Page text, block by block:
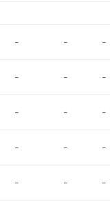
- - -
- - -
- - -
- - -
- - -